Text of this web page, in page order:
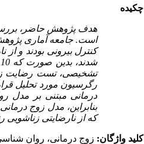
چکیده
هدف پژوهش حاضر،
کنترل بیرونی بودند و
تشخیصی، تست رضایت
رگرسیون مورد تحلیل
درمانی مبتنی بر مدل
بنابراین، مدل زوج
که از نارضایتی زناشویی
کلید واژگان: زوج ­درمانی، روان